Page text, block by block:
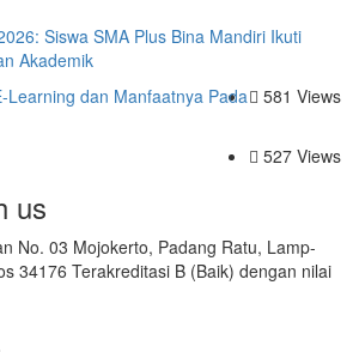
Siswa SMA Plus Bina Mandiri Ikuti
Akademik
581 Views
Learning dan Manfaatnya Pada
527 Views
us
No. 03 Mojokerto, Padang Ratu, Lamp-
34176 Terakreditasi B (Baik) dengan nilai